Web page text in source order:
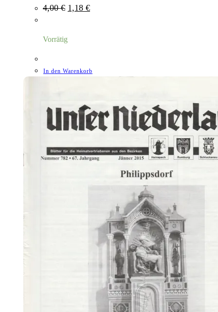
4,00€ Ursprünglicher
Preis
1,18 €Aktueller
Vorrätig
In den Warenkorb